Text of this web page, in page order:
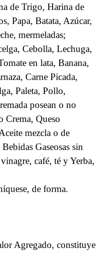
de Trigo, Harina de
Papa, Batata, Azúcar,
mermeladas;
Cebolla, Lechuga,
en lata, Banana,
Carne Picada,
Paleta, Pollo,
posean o no
Crema, Queso
mezcla o de
Gaseosas sin
café, té y Yerba,
de forma.
constituye